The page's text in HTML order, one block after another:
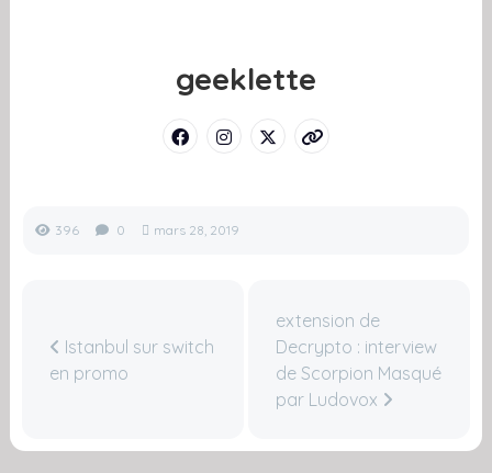
geeklette
396 0 mars 28, 2019
Istanbul sur switch
en promo
extension de
Decrypto : interview
de Scorpion Masqué
par Ludovox